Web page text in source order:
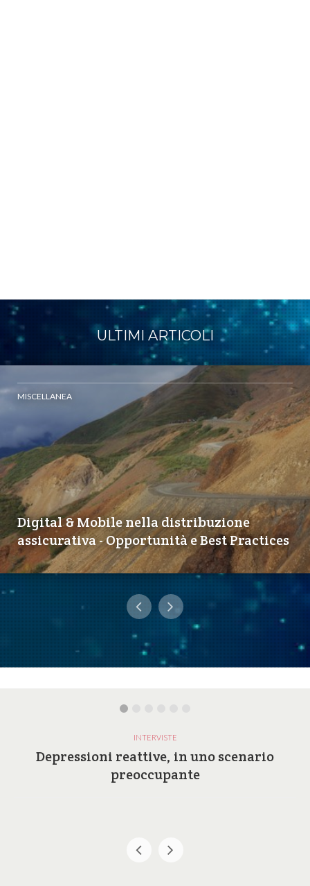
ULTIMI ARTICOLI
MISCELLANEA
Digital & Mobile nella distribuzione
assicurativa - Opportunità e Best Practices
INTERVISTE
Depressioni reattive, in uno scenario
preoccupante